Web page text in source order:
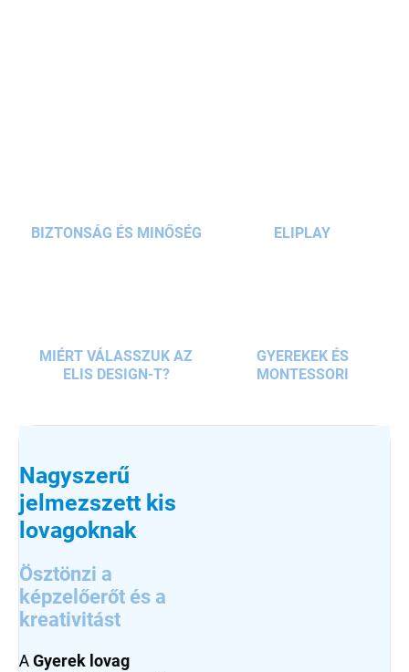
BIZTONSÁG ÉS MINŐSÉG ELIPLAY
MIÉRT VÁLASSZUK AZ
ELIS DESIGN-T?
GYEREKEK ÉS
MONTESSORI
Nagyszerű
jelmezszett kis
lovagoknak
Ösztönzi a
képzelőerőt és a
kreativitást
AGyerek lovag